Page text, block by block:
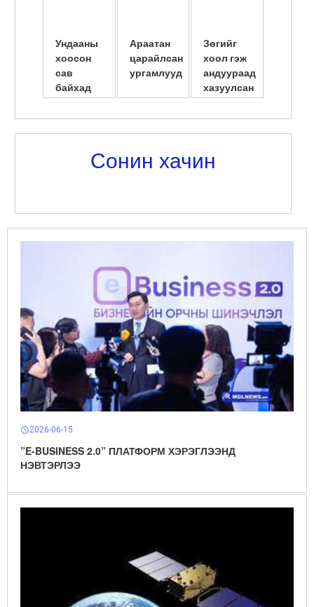
Ундааны
хоосон
сав
байхад
амьдарчих
юм байна
л даа
Араатан
царайлсан
ургамлууд
Зөгийг
хоол гэж
андуураад
хазуулсан
нь
...
Сонин хачин
schedule2026-06-15
”E-BUSINESS 2.0” ПЛАТФОРМ ХЭРЭГЛЭЭНД
НЭВТЭРЛЭЭ